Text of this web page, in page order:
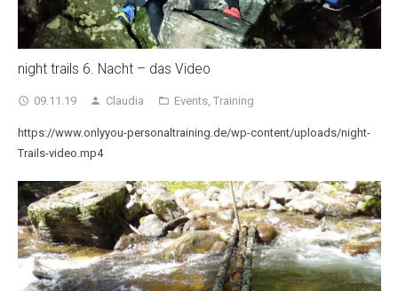
night trails 6. Nacht – das Video
access_time 09.11.19 person Claudia folder_open Events,Training
https://www.onlyyou-personaltraining.de/wp-content/uploads/night-
Trails-video.mp4